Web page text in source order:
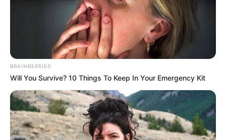
BRAINBERRIES
Will You Survive? 10 Things To Keep In Your Emergency Kit